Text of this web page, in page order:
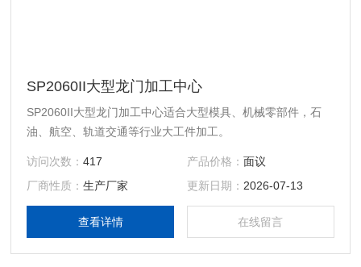
SP2060II大型龙门加工中心
SP2060II大型龙门加工中心适合大型模具、机械零部件，石
油、航空、轨道交通等行业大工件加工。
访问次数：417 产品价格： 面议
厂商性质：生产厂家 更新日期： 2026-07-13
查看详情 在线留言